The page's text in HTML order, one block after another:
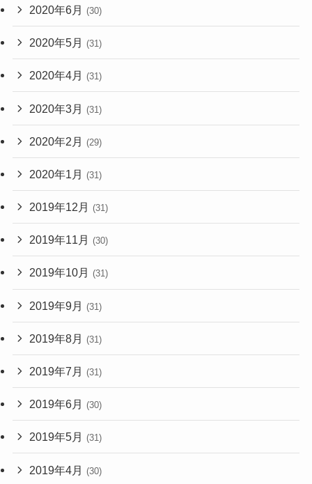
2020年6月 (30)
2020年5月 (31)
2020年4月 (31)
2020年3月 (31)
2020年2月 (29)
2020年1月 (31)
2019年12月 (31)
2019年11月 (30)
2019年10月 (31)
2019年9月 (31)
2019年8月 (31)
2019年7月 (31)
2019年6月 (30)
2019年5月 (31)
2019年4月 (30)